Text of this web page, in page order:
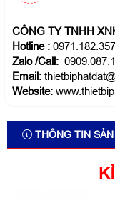
CÔNG TY TNHH
Hotline : 0971.182.357
Zalo /Call:
Email:
Website:
THÔNG TIN